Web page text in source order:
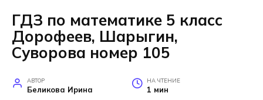
ГДЗ по математике 5 класс
Дорофеев, Шарыгин,
Суворова номер 105
АВТОР
Беликова Ирина
НА ЧТЕНИЕ
1 мин